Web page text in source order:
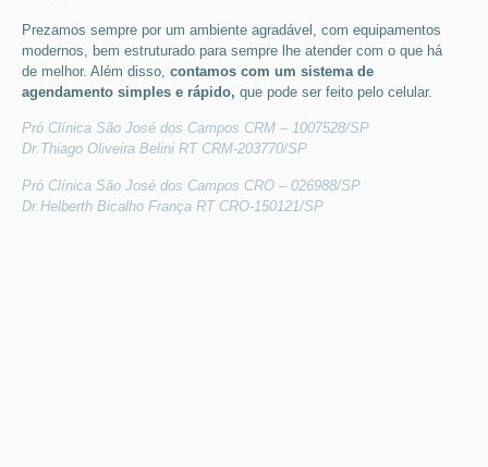
Prezamos sempre por um ambiente agradável, com equipamentos
modernos, bem estruturado para sempre lhe atender com o que há
de melhor. Além disso, contamos com um sistema de
agendamento simples e rápido, que pode ser feito pelo celular.
Pró Clínica São José dos Campos CRM – 1007528/SP
Dr.Thiago Oliveira Belini RT CRM-203770/SP
Pró Clínica São José dos Campos CRO – 026988/SP
Dr.Helberth Bicalho França RT CRO-150121/SP